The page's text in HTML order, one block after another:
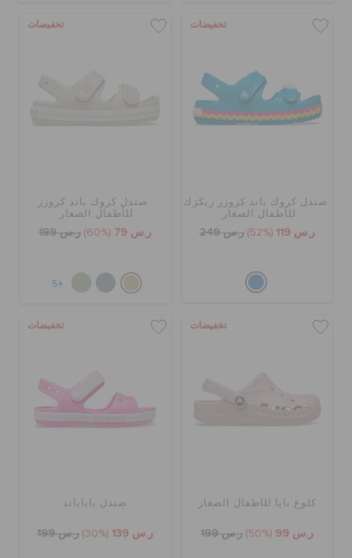
تخفيضات
صندل كروك باند كروزر ريكرَك
للأطفال الصغار
ر.س 119 (52%) ر.س 249
تخفيضات
صندل كروك باند كروزر
للأطفال الصغار
ر.س 79 (60%) ر.س 199
+5
تخفيضات
كلوغ بايا للأطفال الصغار
ر.س 99 (50%) ر.س 199
تخفيضات
صندل باياباند
ر.س 139 (30%) ر.س 199